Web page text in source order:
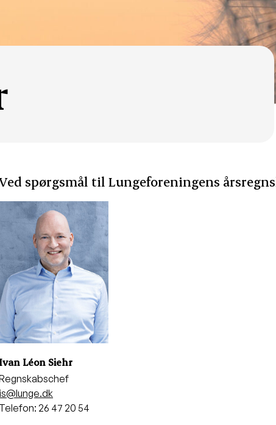
spørgsmål til Lungeforeningens
Ivan Léon Siehr
is@lunge.dk
Telefon: 26 47 20 54